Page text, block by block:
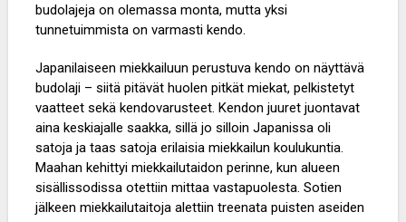
budolajeja on olemassa monta, mutta yksi
tunnetuimmista on varmasti kendo.
Japanilaiseen miekkailuun perustuva kendo on näyttävä
budolaji – siitä pitävät huolen pitkät miekat, pelkistetyt
vaatteet sekä kendovarusteet. Kendon juuret juontavat
aina keskiajalle saakka, sillä jo silloin Japanissa oli
satoja ja taas satoja erilaisia miekkailun koulukuntia.
Maahan kehittyi miekkailutaidon perinne, kun alueen
sisällissodissa otettiin mittaa vastapuolesta. Sotien
jälkeen miekkailutaitoja alettiin treenata puisten aseiden